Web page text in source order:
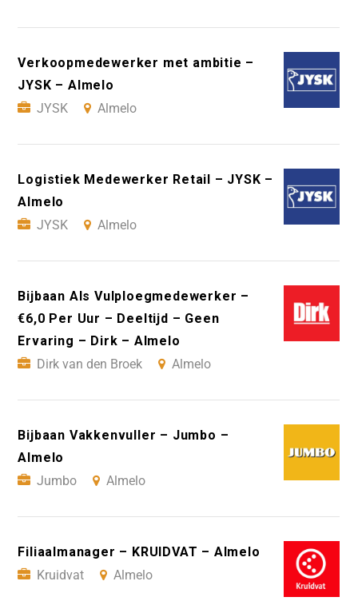
Verkoopmedewerker met ambitie –
JYSK – Almelo
JYSK
Almelo
Logistiek Medewerker Retail – JYSK –
Almelo
JYSK
Almelo
Bijbaan Als Vulploegmedewerker –
€6,0 Per Uur – Deeltijd – Geen
Ervaring – Dirk – Almelo
Dirk van den Broek
Almelo
Bijbaan Vakkenvuller – Jumbo –
Almelo
Jumbo
Almelo
Filiaalmanager – KRUIDVAT – Almelo
Kruidvat
Almelo